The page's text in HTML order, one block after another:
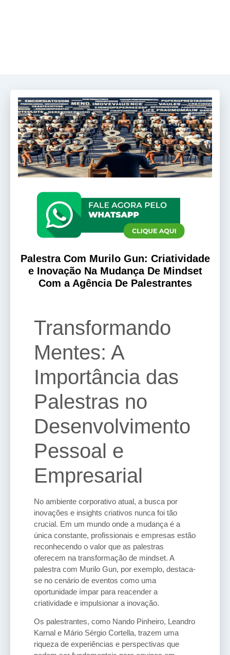
Palestra Com Murilo Gun: Criatividade
e Inovação Na Mudança De Mindset
Com a Agência De Palestrantes
Transformando
Mentes: A
Importância das
Palestras no
Desenvolvimento
Pessoal e
Empresarial
No ambiente corporativo atual, a busca por
inovações e insights criativos nunca foi tão
crucial. Em um mundo onde a mudança é a
única constante, profissionais e empresas estão
reconhecendo o valor que as palestras
oferecem na transformação de mindset. A
palestra com Murilo Gun, por exemplo, destaca-
se no cenário de eventos como uma
oportunidade ímpar para reacender a
criatividade e impulsionar a inovação.
Os palestrantes, como Nando Pinheiro, Leandro
Karnal e Mário Sérgio Cortella, trazem uma
riqueza de experiências e perspectivas que